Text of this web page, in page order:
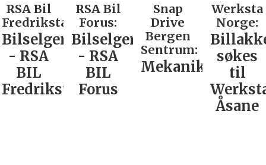
RSA Bil
Fredrikstad:
Bilselger
- RSA
BIL
Fredrikstad
RSA Bil
Forus:
Bilselger
- RSA
BIL
Forus
Snap
Drive
Bergen
Sentrum:
Mekaniker
Werksta
Norge:
søkes
til
Åsane